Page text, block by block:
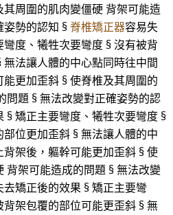
周圍的肌肉變僵硬 背架可能造
姿勢的認知 §脊椎矯正器容易失
度、犧牲次要彎度 § 沒有被背
法讓人體的中心點同時往中間
更加歪斜 § 使脊椎及其周圍的
問題 § 無法改變對正確姿勢的認
§ 矯正主要彎度、犧牲次要彎度 §
位更加歪斜 § 無法讓人體的中
架後，軀幹可能更加歪斜 § 使
背架可能造成的問題 § 無法改變
矯正後的效果 § 矯正主要彎
架包覆的部位可能更歪斜 § 無